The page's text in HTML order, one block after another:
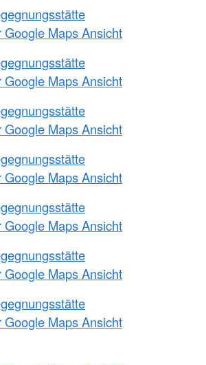
Google Maps Ansicht
Google Maps Ansicht
Google Maps Ansicht
Google Maps Ansicht
Google Maps Ansicht
Google Maps Ansicht
Google Maps Ansicht